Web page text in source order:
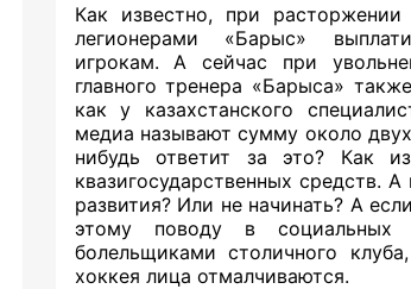
Как известно, при
легионерами «Барыс»
игрокам. А сейчас при
главного тренера «Барыса»
как у казахстанского
медиа называют сумму около
нибудь ответит за это? Как
квазигосударственных средств.
развития? Или не начинать? А
этому поводу в социальных
болельщиками столичного
хоккея лица отмалчиваются.